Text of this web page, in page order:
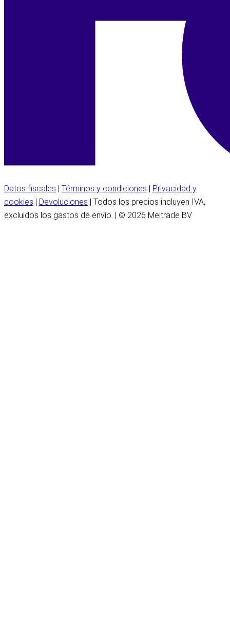
Datos fiscales Términos y condiciones
Privacidad y
cookies
Devoluciones | Todos los precios incluyen IVA,
excluidos los gastos de envío. | © 2026 Meitrade BV